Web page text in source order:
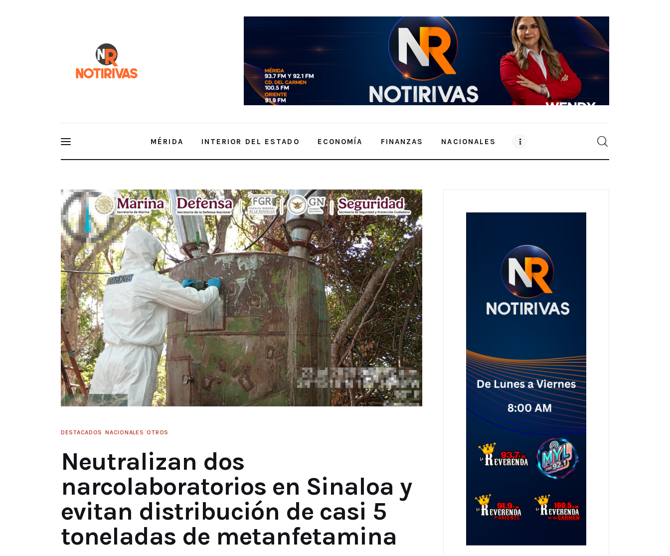
MÉRIDA INTERIOR DEL ESTADO ECONOMÍA FINANZAS NACIONALES
Neutralizan dos narcolaboratorios en Sinaloa y evitan distribución de casi 5 toneladas de
metanfetamina
DESTACADOS NACIONALES OTROS
Neutralizan dos
narcolaboratorios en Sinaloa y
evitan distribución de casi 5
toneladas de metanfetamina